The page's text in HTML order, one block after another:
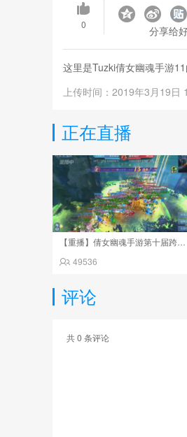
0 分享给
这里是Tuzki倩女幽魂手游
上传时间：2019年3月19日
正在直播
49536
评论
共0 条评论